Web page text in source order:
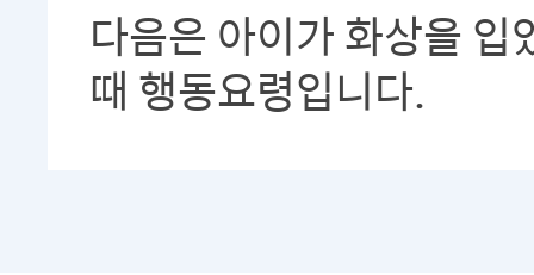
다음은 아이가 화상을 입
때 행동요령입니다.